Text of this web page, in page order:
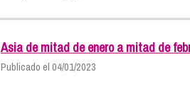
Asia de mitad de enero a mitad de
Publicado el 04/01/2023